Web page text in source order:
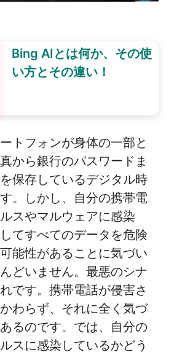
Bing AIとは何か、その使
い方とその違い！
トフォンが身体の一部と
から銀行のパスワードま
保存しているデジタル時
。しかし、自分の携帯電
スやマルウェアに感染
てすべてのデータを危険
能性があることに気づい
どいません。最悪のシナ
です。携帯電話が侵害さ
わらず、それに全く気づ
るのです。では、自分の
スに感染しているかどう